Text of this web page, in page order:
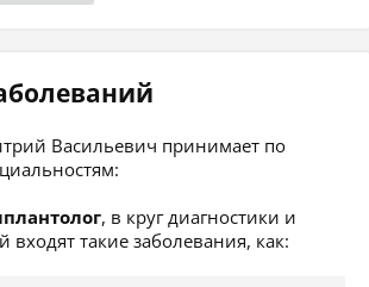
Васильевич принимает по
, в круг диагностики и
входят такие заболевания, как: